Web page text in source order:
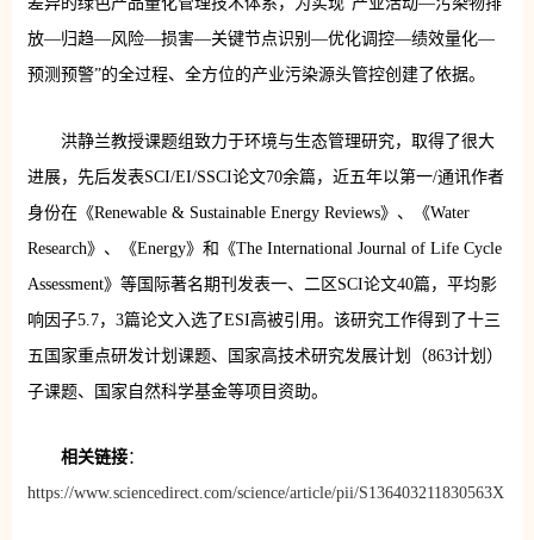
放—归趋—风险—损害—关键节点识别—优化调控—绩效量化—
预测预警”的全过程、全方位的产业污染源头管控创建了依据。
洪静兰教授课题组致力于环境与生态管理研究，取得了很大
进展，先后发表SCI/EI/SSCI论文70余篇，近五年以第一/通讯作者
身份在《Renewable & Sustainable Energy Reviews》、《Water
Research》、《Energy》和《The International Journal of Life Cycle
Assessment》等国际著名期刊发表一、二区SCI论文40篇， 平均影
响因子5.7，3篇论文入选了ESI高被引用。该研究工作得到了十三
五国家重点研发计划课题、国家高技术研究发展计划（863计划）
子课题、国家自然科学基金等项目资助。
相关链接：
https://www.sciencedirect.com/science/article/pii/S136403211830563X